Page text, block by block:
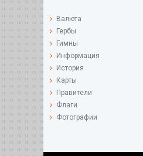
Валюта
Гербы
Гимны
Информация
История
Карты
Правители
Флаги
Фотографии